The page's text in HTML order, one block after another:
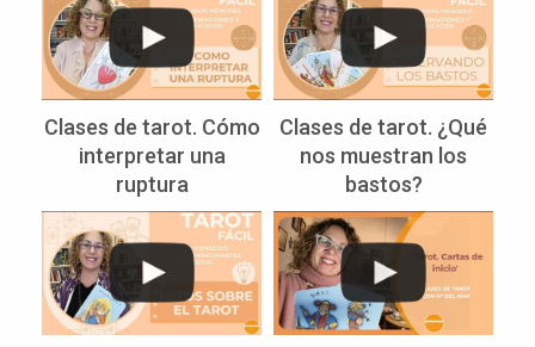
Clases de tarot. Cómo
interpretar una
ruptura
Clases de tarot. ¿Qué
nos muestran los
bastos?